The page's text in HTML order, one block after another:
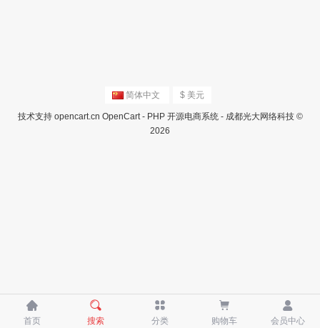
简体中文 $ 美元
技术支持 opencart.cn OpenCart - PHP 开源电商系统 - 成都光大网络科技 ©
2026

首页

搜索

分类

购物车

会员中心